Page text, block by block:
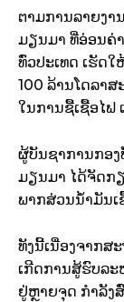
ຕາມການລາຍງາ
ມຽນມາ ທີ່ອ່ອນຄ່
ທົ່ວປະເທດ ເຮັດ
100 ລ້ານໂດລາ
ໃນການຊື້ເຊື້ອໄຟ
ຜູ້ບັນຊາການກອງ
ມຽນມາ ໄດ້ຈັດກ
ພາກສ່ວນນ້ຳມັນເ
ທັງນີ້ເນື່ອງຈາກສ
ເກີດການສູ້ຮົບລ
ຢູ່ຫຼາຍຈຸດ ກຳລັງ